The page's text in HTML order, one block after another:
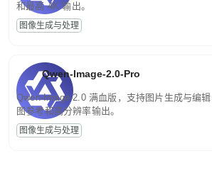
和最高 4K 输出。
图像生成与处理
Qwen-Image-2.0-Pro
Qwen-Image-2.0 满血版，支持图片生成与编
图参考和高分辨率输出。
图像生成与处理